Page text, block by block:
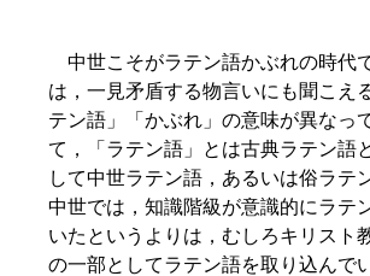
中世こそがラテン語かぶれの時代
は，一見矛盾する物言いにも聞こえ
テン語」「かぶれ」の意味が異なっ
て，「ラテン語」とは古典ラテン語
して中世ラテン語，あるいは俗ラテ
中世では，知識階級が意識的にラテ
いたというよりは，むしろキリスト
の一部としてラテン語を取り込んで